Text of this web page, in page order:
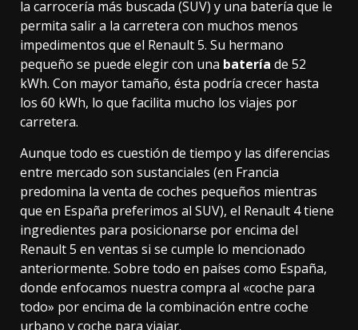
la carrocería más buscada (SUV) y una batería que le
permita salir a la carretera con muchos menos
impedimentos que el Renault 5. Su hermano
pequeño se puede elegir con una batería de 52
kWh. Con mayor tamaño, ésta podría crecer hasta
los 60 kWh, lo que facilita mucho los viajes por
carretera.
Aunque todo es cuestión de tiempo y las diferencias
entre mercado son sustanciales (en Francia
predomina la venta de coches pequeños mientras
que en España preferimos al SUV), el Renault 4 tiene
ingredientes para posicionarse por encima del
Renault 5 en ventas si se cumple lo mencionado
anteriormente. Sobre todo en países como España,
donde enfocamos nuestra compra al «coche para
todo» por encima de la combinación entre coche
urbano y coche para viajar.